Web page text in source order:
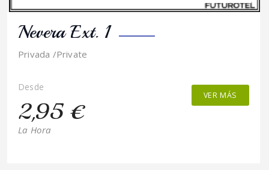
Nevera Ext. 1
Privada /Private
Desde
2,95 €
La Hora
VER MÁS